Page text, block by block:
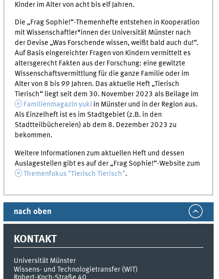
Kinder im Alter von acht bis elf Jahren.
Die „Frag Sophie!“-Themenhefte entstehen in Kooperation
mit Wissenschaftler*innen der Universität Münster nach
der Devise „Was Forschende wissen, weißt bald auch du!“.
Auf Basis eingereichter Fragen von Kindern vermittelt es
altersgerecht Fakten aus der Forschung: eine gewitzte
Wissenschaftsvermittlung für die ganze Familie oder im
Alter von 8 bis 99 Jahren. Das aktuelle Heft „Tierisch
Tierisch“ liegt seit dem 30. November 2023 als Beilage im
Familienmagazin yuki in Münster und in der Region aus.
Als Einzelheft ist es im Stadtgebiet (z.B. in den
Stadtteilbüchereien) ab dem 8. Dezember 2023 zu
bekommen.
Weitere Informationen zum aktuellen Heft und dessen
Auslagestellen gibt es auf der „Frag Sophie!“-Website zum
Themenfokus "Tierisch Tierisch".
nach oben
KONTAKT
Universität Münster
Wissens- und Technologietransfer (WiT)